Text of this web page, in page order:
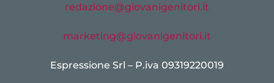
redazione@giovanigenitori.it
marketing@giovanigenitori.it
Espressione Srl – P.iva 09319220019